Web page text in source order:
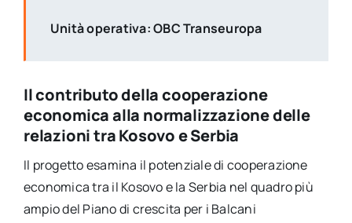
Unità operativa: OBC Transeuropa
Il contributo della cooperazione
economica alla normalizzazione delle
relazioni tra Kosovo e Serbia
Il progetto esamina il potenziale di cooperazione
economica tra il Kosovo e la Serbia nel quadro più
ampio del Piano di crescita per i Balcani